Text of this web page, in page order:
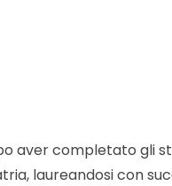
aver completato gli
laureandosi con